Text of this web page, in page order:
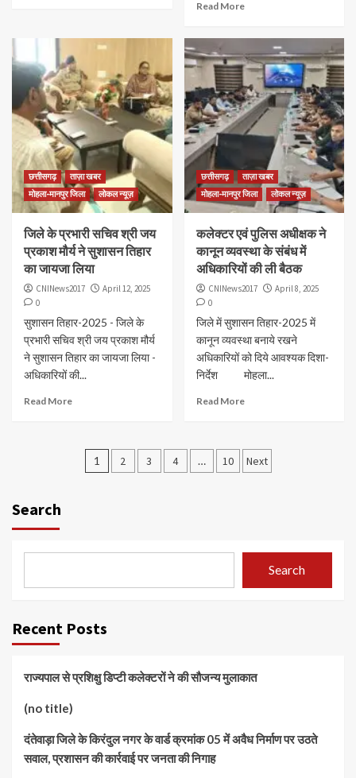
Read More
छत्तीसगढ़
ताज़ा खबर
मोहला-मानपुर जिला
लोकल न्यूज़
जिले के प्रभारी सचिव श्री जय
प्रकाश मौर्य ने सुशासन तिहार
का जायजा लिया
CNINews2017
April 12, 2025
0
सुशासन तिहार-2025 - जिले के
प्रभारी सचिव श्री जय प्रकाश मौर्य
ने सुशासन तिहार का जायजा लिया -
अधिकारियों की...
Read More
छत्तीसगढ़
ताज़ा खबर
मोहला-मानपुर जिला
लोकल न्यूज़
कलेक्टर एवं पुलिस अधीक्षक ने
कानून व्यवस्था के संबंध में
अधिकारियों की ली बैठक
CNINews2017
April 8, 2025
0
जिले में सुशासन तिहार-2025 में
कानून व्यवस्था बनाये रखने
अधिकारियों को दिये आवश्यक दिशा-
निर्देश मोहला...
Read More
Posts
1 2 3 4 … 10 Next
Search
Search
Recent Posts
राज्यपाल से प्रशिक्षु डिप्टी कलेक्टरों ने की सौजन्य मुलाकात
(no title)
दंतेवाड़ा जिले के किरंदुल नगर के वार्ड क्रमांक 05 में अवैध निर्माण पर उठते
सवाल, प्रशासन की कार्रवाई पर जनता की निगाह